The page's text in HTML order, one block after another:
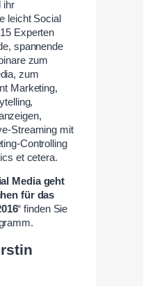
ihr
leicht Social
Experten
spannende
zum
zum
Marketing,
Streaming mit
Controlling
et cetera.
Media geht
für das
“ finden Sie